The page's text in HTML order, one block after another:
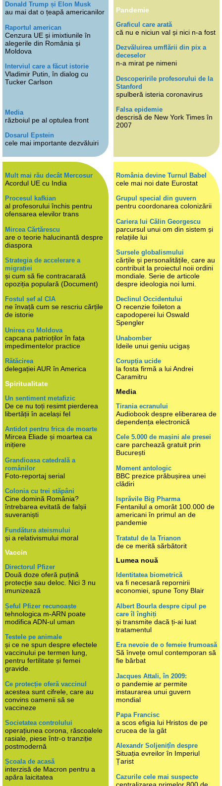
Donald Trump și Elon Musk
au mai dat o țeapă americanilor
Raportul american
Cenzura UE și imixtiunile în
alegerile din România și
Moldova
Interviul care a făcut istorie
Vladimir Putin, în dialog cu
Tucker Carlson
Media
războiul pe al optulea front
Dosarul Epstein
cele mai importante dezvăluiri
Pandemie
Graficul care arată
că nu e niciun val și nici n-a fost
Dezvăluirea umflării din pix a
deceselor
n-a mirat pe nimeni
Descoperirile profesorului de la
Stanford
spulberă isteria coronavirus
Falsa epidemie
descrisă de New York Times în
2007
Mult mai rău decât Mercosur
Acordul UE cu India
Procesul kafkian
al profesorului închis pentru
ofensarea elevilor trans
Mircea Cărtărescu
are o teorie halucinantă despre
diaspora
Strategia de accelerare a
migrației
și cum să fie contracarată
opoziția populară (Document)
Fostul șef al CIA
ne învață cum se rescriu cărțile
de istorie
Unirea cu Moldova
capcana patrioților în fața
impedimentelor practice
Rătăcirea
delegației AUR în America
Spiritualitate
Un sentiment metafizic
De ce nu toți resimt pierderea
libertății în același fel
Antidot pentru frica de moarte
Mircea Eliade și moartea ca
inițiere
Grandioasa catedrală a
românilor
Foto-reportaj serial
Colonia cu trei stăpâni
Cine domină România?
întrebarea evitată de falșii
suveraniști
Fundătura ateismului
și a relativismului moral
Vaccin
Directorul Pfizer
Două doze oferă puțină
protecție sau deloc. Nici 3 nu
imunizează
Șeful Pfizer recunoaște
tehnologica m-ARN poate
modifica ADN-ul uman
Testele pe animale
și ce ne spun despre efectele
vaccinului pe termen lung,
pentru fertilitate și femei
gravide.
Ce protecție oferă vaccinul
acestea sunt cifrele, care au
convins oamenii să se
vaccineze
Societatea controlului
operațiunea corona, răscoalele
rasiale, piese într-o tranziție
postmodernă
Școala de acasă
interzisă de Macron pentru a
apăra laicitatea
România devine Turnul Babel
cele mai noi date Eurostat
Grupul special din guvern
pentru coordonarea colonizării
Cariera lui Călin Georgescu
parcursul unui om din sistem și
relațiile lui
Sursele globalismului
cărțile și personalitățile, care au
contribuit la proiectul noii ordini
mondiale. Serie de articole
despre ideologia noi lumi.
Declinul Occidentului
O recenzie foileton a
capodoperei lui Oswald
Spengler
Unabomber
Ideile unui geniu ucigaș
Corupția ucide
la fosta firmă a lui Andrei
Caramitru
Media
Tirania ecranului
Audiobook despre eliberarea de
dependența electronică
Cele 5.000 de mașini ale presei
care parchează gratuit prin
București
Moment antologic
BBC prezice prăbușirea unei
clădiri
Isprăvile Big Pharma
Fentanilul a omorât 100.000 de
americani în primul an de
pandemie
Tratatul de la Trianon
de ce merită sărbătorit
Lumea nouă
Identitatea biometrică
va fi necesară repornirii
economiei, spune Tony Blair
Albert Bourla despre cipul pe
care îl înghiți
și transmite dacă ți-ai luat
tratamentul
Era nevoie de o femeie frumoasă
Să învețe omul contemporan să
fie bărbat
Jacques Attali, în 2009:
o pandemie ar permite
instaurarea unui guvern
mondial
Papa Francisc
a scos efigia lui Hristos de pe
crucea de la gât
Alexandr Soljenițîn despre
Situația evreilor în Imperiul
Țarist
Cazurile cele mai suspecte
centralizarea primelor 800 de